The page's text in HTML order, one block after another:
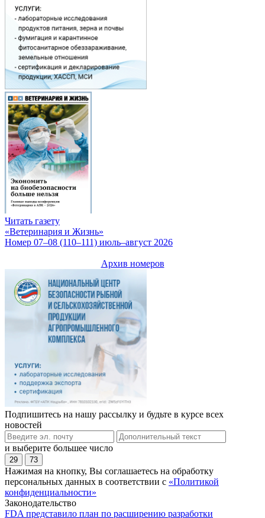
Читать газету
«Ветеринария и Жизнь»
Номер 07–08 (110–111) июль–август 2026
Архив номеров
Подпишитесь на нашу рассылку и будьте в курсе всех
новостей
и выберите большее число
29 73
Нажимая на кнопку, Вы соглашаетесь на обработку
персональных данных в соответствии с «Политикой
конфиденциальности»
Законодательство
FDA представило план по расширению разработки